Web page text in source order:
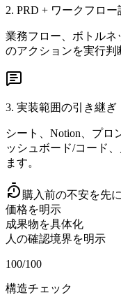
2. PRD + ワークフロー
業務フロー、ボトル
のアクションを実行判
3. 実装範囲の引き継ぎ
シート、Notion、プロ
ッシュボード/コード
ます。
購入前の不安を先
価格を明示
成果物を具体化
人の確認境界を明示
100/100
構造チェック